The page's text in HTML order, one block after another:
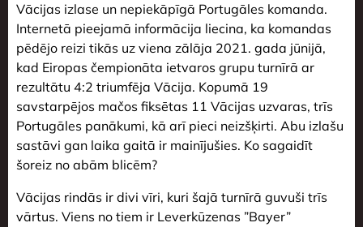
Vācijas izlase un nepiekāpīgā Portugāles komanda.
Internetā pieejamā informācija liecina, ka komandas
pēdējo reizi tikās uz viena zālāja 2021. gada jūnijā,
kad Eiropas čempionāta ietvaros grupu turnīrā ar
rezultātu 4:2 triumfēja Vācija. Kopumā 19
savstarpējos mačos fiksētas 11 Vācijas uzvaras, trīs
Portugāles panākumi, kā arī pieci neizšķirti. Abu izlašu
sastāvi gan laika gaitā ir mainījušies. Ko sagaidīt
šoreiz no abām blicēm?
Vācijas rindās ir divi vīri, kuri šajā turnīrā guvuši trīs
vārtus. Viens no tiem ir Leverkūzenas ”Bayer”